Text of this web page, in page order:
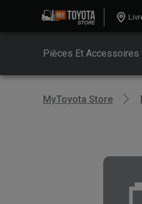
Pièces Et Accessoires
MyToyota Store